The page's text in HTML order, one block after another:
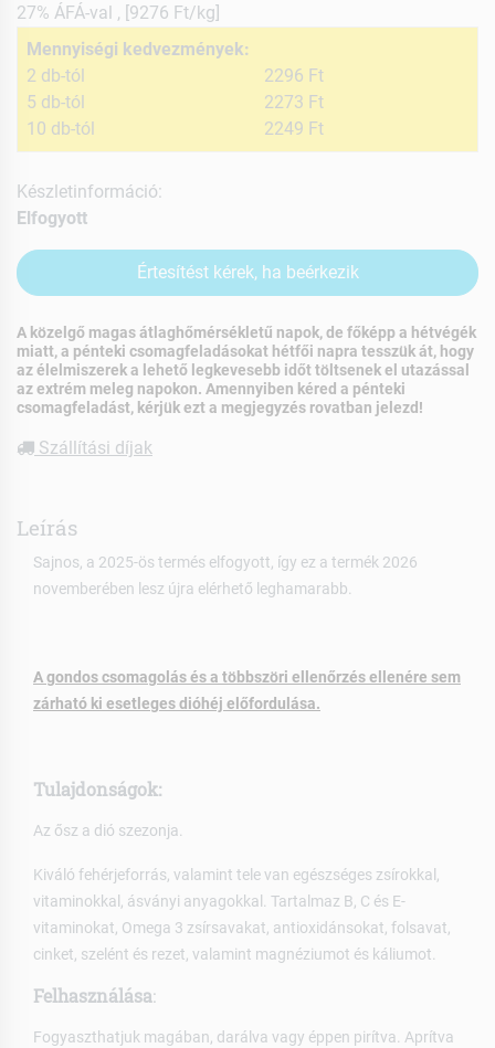
27% ÁFÁ-val , [9276 Ft/kg]
Mennyiségi kedvezmények:
2 db-tól
2296 Ft
5 db-tól
2273 Ft
10 db-tól
2249 Ft
Készletinformáció:
Elfogyott
Értesítést kérek, ha beérkezik
A közelgő magas átlaghőmérsékletű napok, de főképp a hétvégék
miatt, a pénteki csomagfeladásokat hétfői napra tesszük át, hogy
az élelmiszerek a lehető legkevesebb időt töltsenek el utazással
az extrém meleg napokon. Amennyiben kéred a pénteki
csomagfeladást, kérjük ezt a megjegyzés rovatban jelezd!
Szállítási díjak
Leírás
Sajnos, a 2025-ös termés elfogyott, így ez a termék 2026
novemberében lesz újra elérhető leghamarabb.
A gondos csomagolás és a többszöri ellenőrzés ellenére sem
zárható ki esetleges dióhéj előfordulása.
Tulajdonságok:
Az ősz a dió szezonja.
Kiváló fehérjeforrás, valamint tele van egészséges zsírokkal,
vitaminokkal, ásványi anyagokkal. Tartalmaz B, C és E-
vitaminokat, Omega 3 zsírsavakat, antioxidánsokat, folsavat,
cinket, szelént és rezet, valamint magnéziumot és káliumot.
Felhasználása:
Fogyaszthatjuk magában, darálva vagy éppen pirítva. Aprítva